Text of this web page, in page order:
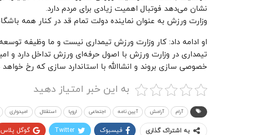
نشان می‌دهد فوتبال اهمیت زیادی برای مردم دارد.
وزارت ورزش به عنوان نماینده دولت تمام قد در کنار همه
او ادامه داد: کار وزارت ورزش تیمداری نیست و ما وظیفه
تیمداری در وزارت ورزش با اصول حرفه‌ای ورزش تداخل دارد و
خصوصی سازی بروند و انشاالله با استاندارد سازی که رخ
به این خبر امتیاز دهید
آرام آرامش آیین نامه اجتماعی اروپا استقلال امیدواری
به اشتراک گذاری فیسبوک Twitter گوگل پلاس